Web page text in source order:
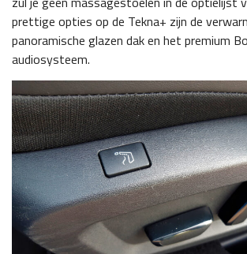
prettige opties op de Tekna+ zijn de
panoramische glazen dak en het premium
audiosysteem.